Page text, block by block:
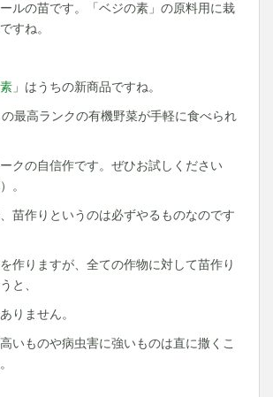
ルの苗です。「ベジの素」の原料用に栽
すね。
」はうちの新商品ですね。
高ランクの有機野菜が手軽に食べられ
自信作です。ぜひお試しください
。
りというのは必ずやるものなのです
作りますが、全ての作物に対して苗作り
と、
ません。
のや病虫害に強いものは直に撒くこ